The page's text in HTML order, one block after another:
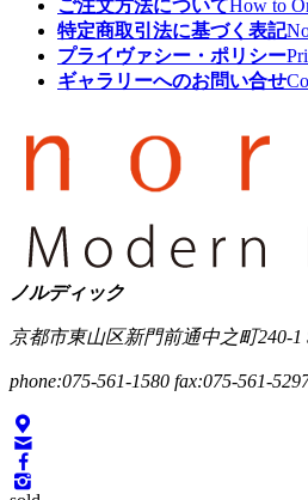
ご注文方法についてHow to
特定商取引法に基づく表記
プライヴァシー・ポリシー
ギャラリーへのお問い合せ
ノルディック
京都市東山区新門前通中之町240-1
phone:075-561-1580 fax:075-561-